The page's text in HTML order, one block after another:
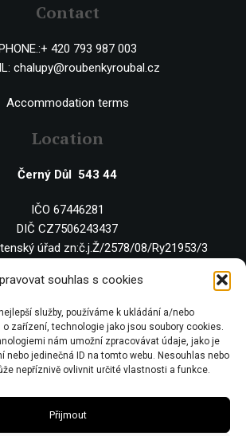
souhlas s cookies
služby, používáme k ukládání a/nebo
zařízení, technologie jako jsou soubory cookies.
nám umožní zpracovávat údaje, jako je
nebo jedinečná ID na tomto webu. Nesouhlas nebo
nepříznivě ovlivnit určité vlastnosti a funkce.
Přijmout
Contact
+ 420 793 987 003
chalupy@roubenkyroubal.cz
Accommodation terms
Location
Černý Důl 543 44
IČO 67446281
DIČ CZ7506243437
úřad zn:č.j.Ž/2578/08/Ry21953/3